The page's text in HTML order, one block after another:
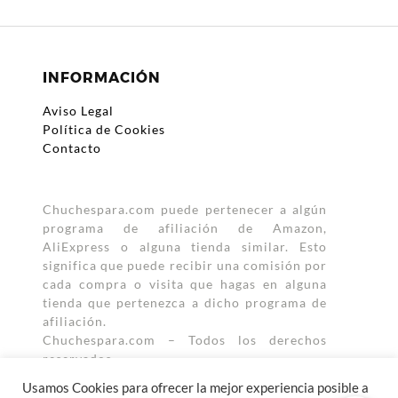
b
o
o
k
er
s
A
p
p
p
INFORMACIÓN
Aviso Legal
Política de Cookies
Contacto
Chuchespara.com puede pertenecer a algún
programa de afiliación de Amazon,
AliExpress o alguna tienda similar. Esto
significa que puede recibir una comisión por
cada compra o visita que hagas en alguna
tienda que pertenezca a dicho programa de
afiliación.
Chuchespara.com – Todos los derechos
reservados.
Usamos Cookies para ofrecer la mejor experiencia posible a